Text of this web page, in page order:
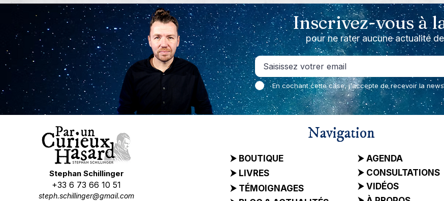
conférences & dédicaces
de Stephan Schillinger 🥰
réussi. Et c'est pas fini !
en route vers les 130%,
pour un livre en
La campagne continue
Inscrivez-vous à
pour ne rater aucune actualité
En cochant cette case, j'accepte de recevoir la
Stephan Schillinger
+33 6 73 66 10 51
steph.schillinger@gmail.com
Navigation
⮞ BOUTIQUE
⮞ LIVRES
⮞ TÉMOIGNAGES
⮞ AGENDA
⮞ CONSULTATIONS
⮞ VIDÉOS